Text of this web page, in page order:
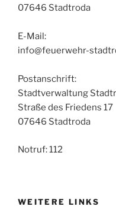
07646 Stadtroda
E-Mail:
info@feuerwehr-
Postanschrift:
Stadtverwaltung
Straße des Friedens 17
07646 Stadtroda
Notruf: 112
WEITERE LINKS